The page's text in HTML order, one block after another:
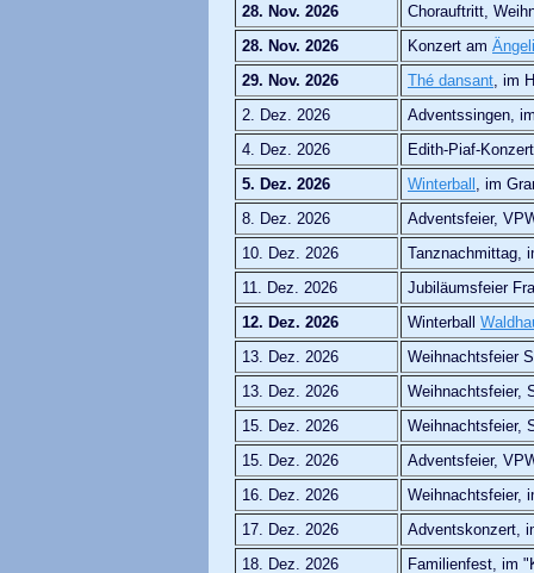
28. Nov. 2026
Chorauftritt,
28. Nov. 2026
Konzert am
29. Nov. 2026
Thé dansant , im
2. Dez. 2026
Adventssingen,
4. Dez. 2026
Edith-Piaf-
5. Dez. 2026
Winterball , im
8. Dez. 2026
Adventsfeier,
10. Dez. 2026
Tanznachmittag,
11. Dez. 2026
Jubiläumsfeier
12. Dez. 2026
Winterball
13. Dez. 2026
Weihnachtsfeier
13. Dez. 2026
Weihnachtsfeier,
15. Dez. 2026
Weihnachtsfeier,
15. Dez. 2026
Adventsfeier,
16. Dez. 2026
Weihnachtsfeier,
17. Dez. 2026
Adventskonzert,
18. Dez. 2026
Familienfest, im